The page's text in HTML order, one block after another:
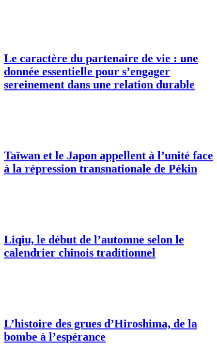
Le caractère du partenaire de vie : une
donnée essentielle pour s’engager
sereinement dans une relation durable
Taïwan et le Japon appellent à l’unité face
à la répression transnationale de Pékin
Liqiu, le début de l’automne selon le
calendrier chinois traditionnel
L’histoire des grues d’Hiroshima, de la
bombe à l’espérance